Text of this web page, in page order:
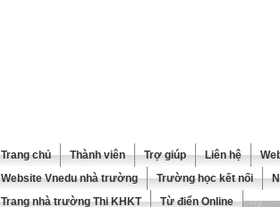
Trang chủ Thành viên Trợ giúp Liên hệ
Website Vnedu nhà trường
Trường học kết nối
Trang nhà trường Thi KHKT
Từ điển Online